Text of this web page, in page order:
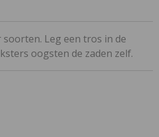
Leg een tros in de
oogsten de zaden zelf.